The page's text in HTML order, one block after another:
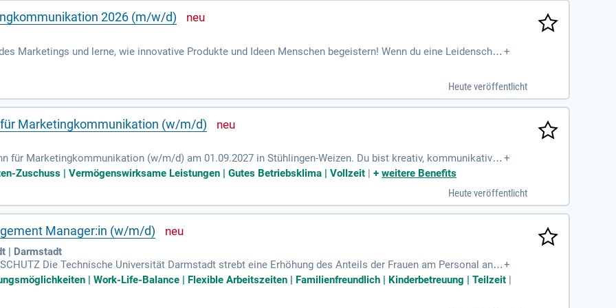
2026 (m/w/d)
Marketings und lerne, wie innovative Produkte und Ideen Menschen begeistern! Wenn du eine Leidenschaf
und chayns hast, bist du bei uns genau richtig. Als Auszubildender in der Marketingkommunikation bei eine
erzeugen. Starte deine Karriere im Marketing und lerne von den Besten, wie effektives Marketing aussi
über https://tobit.com/trainee!
+
Heute veröffentlicht
Marketingkommunikation (w/m/d)
für Marketingkommunikation (w/m/d) am 01.09.2027 in Stühlingen-Weizen. Du bist kreativ, kommunikativ u
mitgestalten? Diese spannende Ausbildung bietet dir vielfältige Aufgaben im internationalen Marketing.
und Betriebswirtschaftslehre sowie Marketingkommunikation und Rechnungswesen. Zudem bist du von An
und arbeitest eng mit namhaften Marketing- und Werbeagenturen zusammen. Voraussetzung ist e
ein höherer Schulabschluss sowie Begeisterung für Kreativität und Kommunikation.
+
Zuschuss | Vermögenswirksame Leistungen | Gutes Betriebsklima | Vollzeit |+weitere Benefits
Heute veröffentlicht
Manager:in (w/m/d)
| Darmstadt
Die Technische Universität Darmstadt strebt eine Erhöhung des Anteils der Frauen am Personal an u
auf, sich zu bewerben.
+
| Work-Life-Balance | Flexible Arbeitszeiten | Familienfreundlich | Kinderbetreuung | Teilzeit